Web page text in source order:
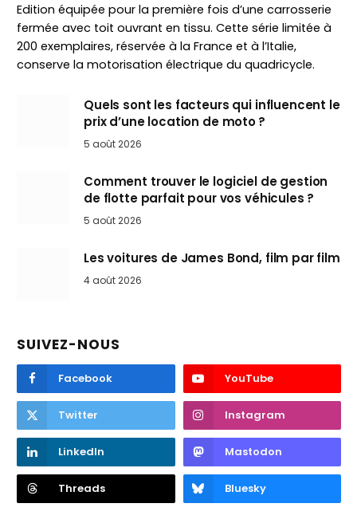
Edition équipée pour la première fois d’une carrosserie
fermée avec toit ouvrant en tissu. Cette série limitée à
200 exemplaires, réservée à la France et à l’Italie,
conserve la motorisation électrique du quadricycle.
Quels sont les facteurs qui influencent le
prix d’une location de moto ?
5 août 2026
Comment trouver le logiciel de gestion
de flotte parfait pour vos véhicules ?
5 août 2026
Les voitures de James Bond, film par film
4 août 2026
SUIVEZ-NOUS
Facebook YouTube
Twitter Instagram
LinkedIn Mastodon
Threads Bluesky